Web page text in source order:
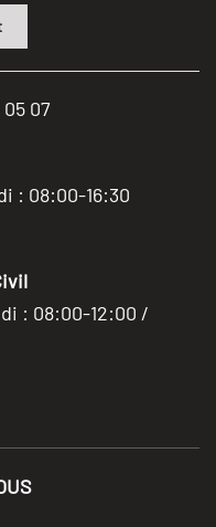
07
: 08:00-16:30
: 08:00-12:00 /